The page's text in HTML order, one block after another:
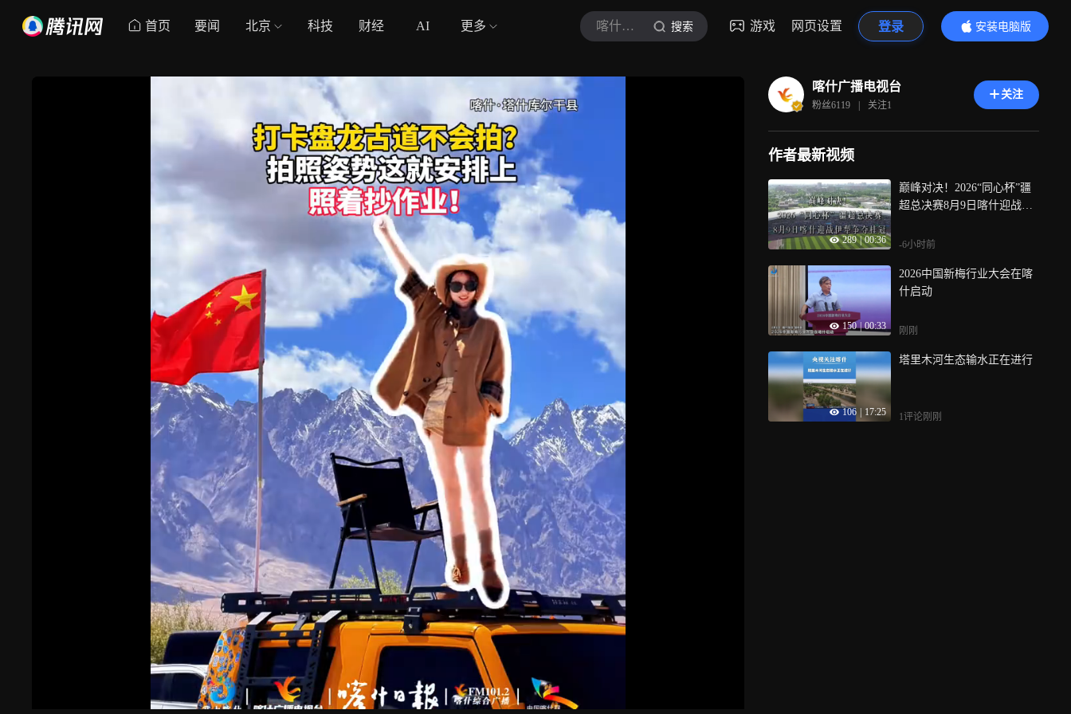
首页 要闻 北京 科技 财经 AI 更多 喀什广播电视台 搜索 游戏 网页设置 登录
安装电脑版
内容更精彩
喀什广播电视台
粉丝6119 | 关注1
关注
作者最新视频
289 | 00:36
巅峰对决！2026“同心杯”疆
超总决赛8月9日喀什迎战伊
-6小时前
150 | 00:33
2026中国新梅行业大会在喀
什启动
刚刚
106 17:25
塔里木河生态输水正在进行
1评论刚刚